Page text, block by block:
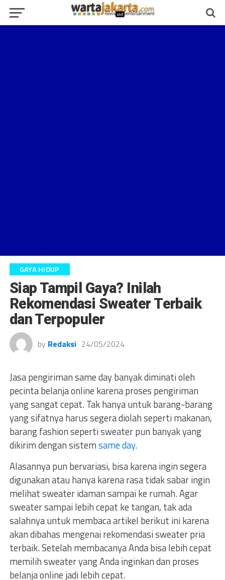
GAYA HIDUP
Siap Tampil Gaya? Inilah
Rekomendasi Sweater Terbaik
dan Terpopuler
by Redaksi 24/05/2024
Jasa pengiriman same day banyak diminati oleh
pecinta belanja online karena proses pengiriman
yang sangat cepat. Tak hanya untuk barang-barang
yang sifatnya harus segera diolah seperti makanan,
barang fashion seperti sweater pun banyak yang
dikirim dengan sistemsame day.
Alasannya pun bervariasi, bisa karena ingin segera
digunakan atau hanya karena rasa tidak sabar ingin
melihat sweater idaman sampai ke rumah. Agar
sweater sampai lebih cepat ke tangan, tak ada
salahnya untuk membaca artikel berikut ini karena
akan dibahas mengenai rekomendasi sweater pria
terbaik. Setelah membacanya Anda bisa lebih cepat
memilih sweater yang Anda inginkan dan proses
belanja online jadi lebih cepat.